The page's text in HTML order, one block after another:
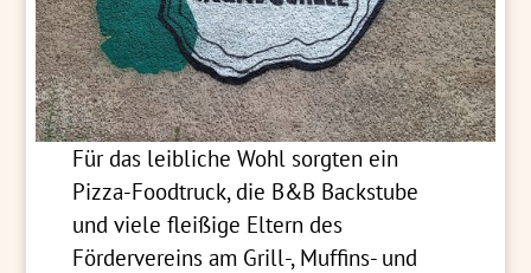
Für das leibliche Wohl sorgten ein
Pizza-Foodtruck, die B&B Backstube
und viele fleißige Eltern des
Fördervereins am Grill-, Muffins- und